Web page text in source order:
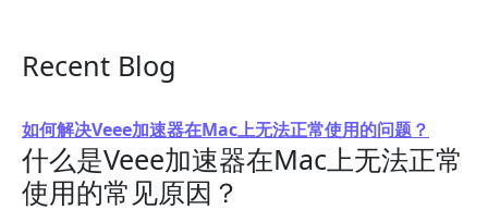
Recent Blog
如何解决Veee加速器在Mac上无法正常使用的问题？
什么是Veee加速器在Mac上无法正常
使用的常见原因？